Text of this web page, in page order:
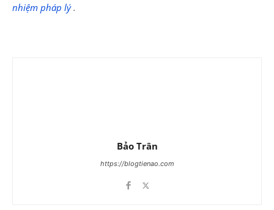
nhiệm pháp lý.
Bảo Trân
https://blogtienao.com